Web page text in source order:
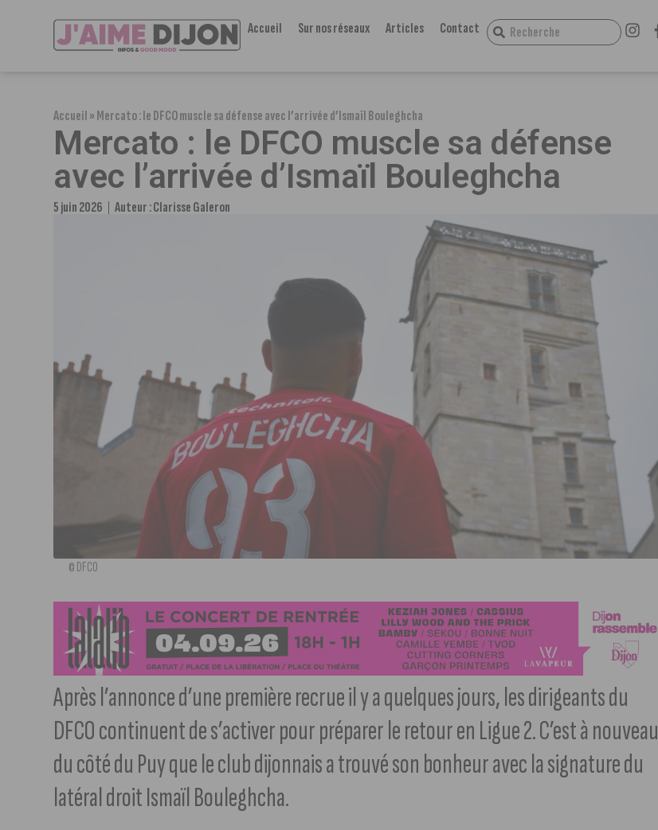
Accueil Sur nos réseaux Articles Contact
Accueil»Mercato : le DFCO muscle sa défense avec l’arrivée d’Ismaïl Bouleghcha
Mercato : le DFCO muscle sa défense
avec l’arrivée d’Ismaïl Bouleghcha
5 juin 2026 Auteur :Clarisse Galeron
© DFCO
Après l’annonce d’une première recrue il y a quelques jours, les dirigeants du
DFCO continuent de s’activer pour préparer le retour en Ligue 2. C’est à nouveau
du côté du Puy que le club dijonnais a trouvé son bonheur avec la signature du
latéral droit Ismaïl Bouleghcha.